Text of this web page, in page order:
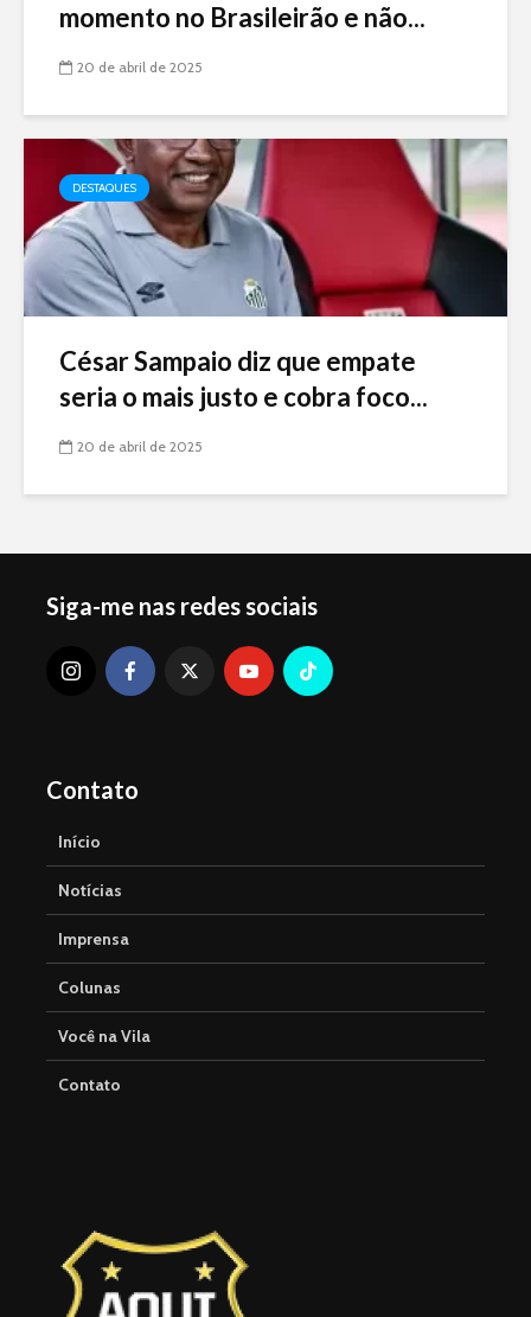
momento no Brasileirão e não...
20 de abril de 2025
DESTAQUES
César Sampaio diz que empate
seria o mais justo e cobra foco...
20 de abril de 2025
Siga-me nas redes sociais
Contato
Início
Notícias
Imprensa
Colunas
Você na Vila
Contato